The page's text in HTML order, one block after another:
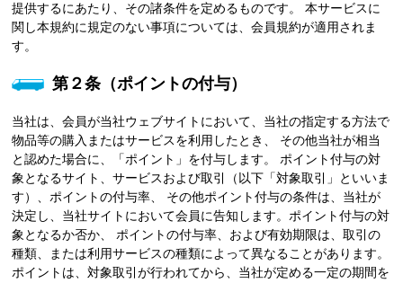
提供するにあたり、その諸条件を定めるものです。 本サービスに
関し本規約に規定のない事項については、会員規約が適用されま
す。
第２条（ポイントの付与）
当社は、会員が当社ウェブサイトにおいて、当社の指定する方法で
物品等の購入またはサービスを利用したとき、 その他当社が相当
と認めた場合に、「ポイント」を付与します。 ポイント付与の対
象となるサイト、サービスおよび取引（以下「対象取引」といいま
す）、ポイントの付与率、 その他ポイント付与の条件は、当社が
決定し、当社サイトにおいて会員に告知します。ポイント付与の対
象となるか否か、 ポイントの付与率、および有効期限は、取引の
種類、または利用サービスの種類によって異なることがあります。
ポイントは、対象取引が行われてから、当社が定める一定の期間を